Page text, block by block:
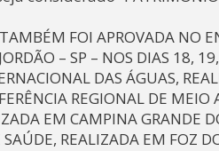
FOI APROVADA NO
– SP – NOS DIAS
DAS ÁGUAS,
REGIONAL DE
EM CAMPINA GRANDE
REALIZADA EM FOZ